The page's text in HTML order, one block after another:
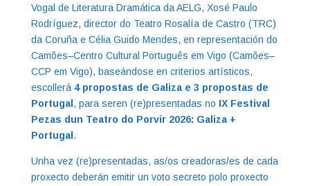
Vogal de Literatura Dramática da AELG, Xosé Paulo
Rodríguez, director do Teatro Rosalía de Castro (TRC)
da Coruña e Célia Guido Mendes, en representación do
Camões–Centro Cultural Português em Vigo (Camões–
CCP em Vigo), baseándose en criterios artísticos,
escollerá 4 propostas de Galiza e 3 propostas de
Portugal , para seren (re)presentadas no IX Festival
Pezas dun Teatro do Porvir 2026: Galiza +
Portugal .
Unha vez (re)presentadas, as/os creadoras/es de cada
proxecto deberán emitir un voto secreto polo proxecto